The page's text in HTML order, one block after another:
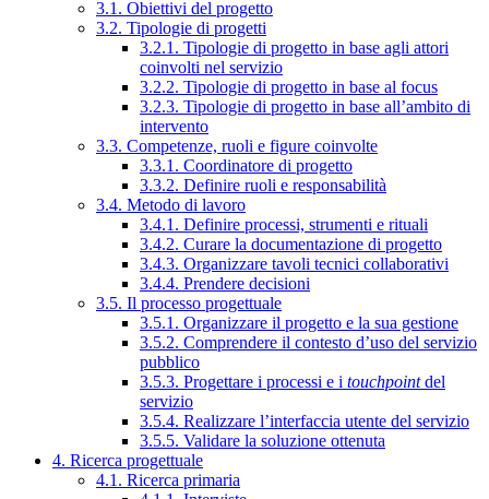
3.1. Obiettivi del progetto
3.2. Tipologie di progetti
3.2.1. Tipologie di progetto in base agli attori
coinvolti nel servizio
3.2.2. Tipologie di progetto in base al focus
3.2.3. Tipologie di progetto in base all’ambito di
intervento
3.3. Competenze, ruoli e figure coinvolte
3.3.1. Coordinatore di progetto
3.3.2. Definire ruoli e responsabilità
3.4. Metodo di lavoro
3.4.1. Definire processi, strumenti e rituali
3.4.2. Curare la documentazione di progetto
3.4.3. Organizzare tavoli tecnici collaborativi
3.4.4. Prendere decisioni
3.5. Il processo progettuale
3.5.1. Organizzare il progetto e la sua gestione
3.5.2. Comprendere il contesto d’uso del servizio
pubblico
3.5.3. Progettare i processi e i touchpointdel
servizio
3.5.4. Realizzare l’interfaccia utente del servizio
3.5.5. Validare la soluzione ottenuta
4. Ricerca progettuale
4.1. Ricerca primaria